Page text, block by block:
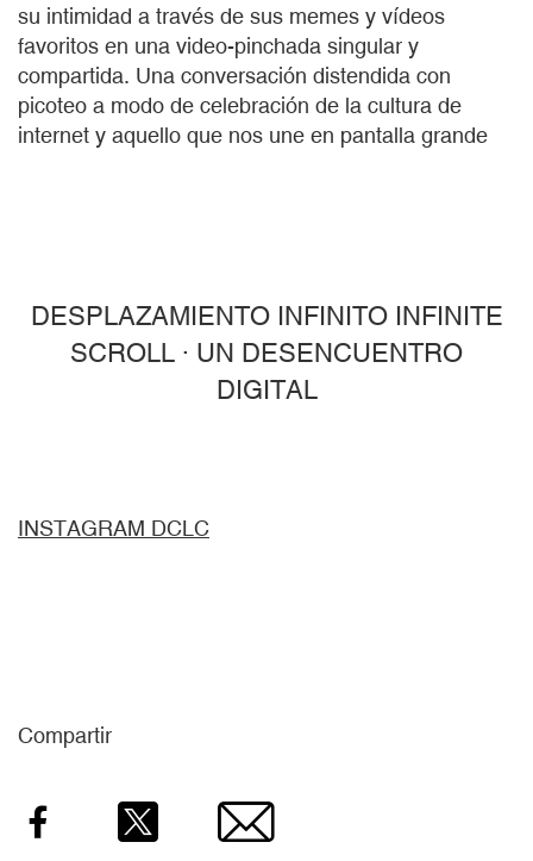
su intimidad a través de sus memes y vídeos
favoritos en una video-pinchada singular y
compartida. Una conversación distendida con
picoteo a modo de celebración de la cultura de
internet y aquello que nos une en pantalla grande
DESPLAZAMIENTO INFINITO INFINITE
SCROLL · UN DESENCUENTRO
DIGITAL
INSTAGRAM DCLC
Compartir
Facebook Twitter Email